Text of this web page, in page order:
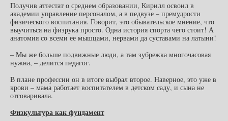
Получив аттестат о среднем образовании, Кирилл освоил в
академии управление персоналом, а в педвузе – премудрости
физического воспитания. Говорит, это обывательское мнение, что
выучиться на физрука просто. Одна история спорта чего стоит! А
анатомия со всеми ее мышцами, нервами да суставами на латыни!
– Мы же больше подвижные люди, а там зубрежка многочасовая
нужна, – делится педагог.
В плане профессии он в итоге выбрал второе. Наверное, это уже в
крови – мама работает воспитателем в детском саду, и сына не
отговаривала.
Физкультура как фундамент